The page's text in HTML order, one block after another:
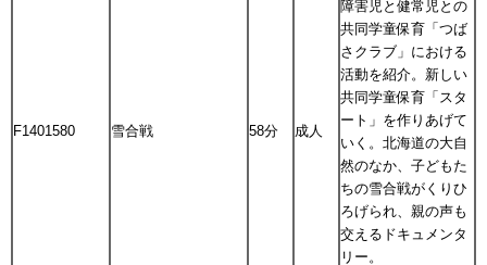
F1401580 雪合戦 58分 成人
障害児と健常児との
共同学童保育「つば
さクラブ」における
活動を紹介。新しい
共同学童保育「スタ
ート」を作りあげて
いく。北海道の大自
然のなか、子どもた
ちの雪合戦がくりひ
ろげられ、親の声も
交えるドキュメンタ
リー。